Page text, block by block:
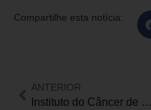
Compartilhe esta notícia:
ANTERIOR
Instituto do Câncer de SP inaugura Centro de Transplantes de Medula Óssea